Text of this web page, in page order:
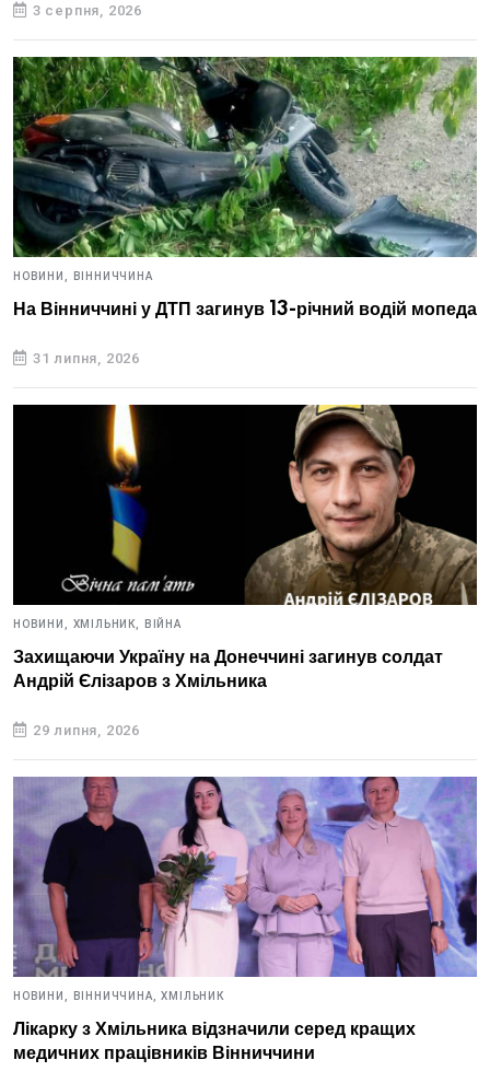
3 серпня, 2026
НОВИНИ, ВІННИЧЧИНА
На Вінниччині у ДТП загинув 13-річний водій мопеда
31 липня, 2026
НОВИНИ, ХМІЛЬНИК, ВІЙНА
Захищаючи Україну на Донеччині загинув солдат
Андрій Єлізаров з Хмільника
29 липня, 2026
НОВИНИ, ВІННИЧЧИНА, ХМІЛЬНИК
Лікарку з Хмільника відзначили серед кращих
медичних працівників Вінниччини